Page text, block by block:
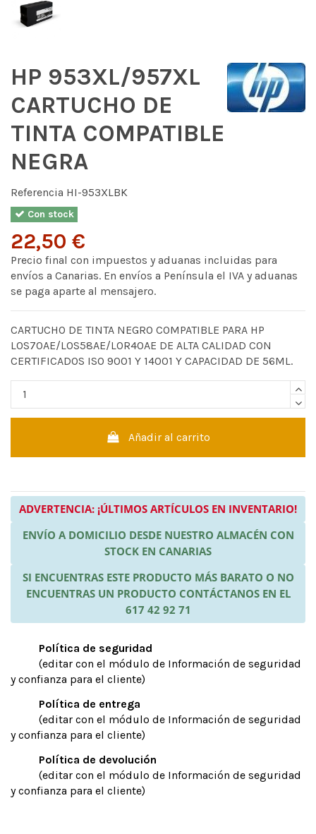
HP 953XL/957XL
CARTUCHO DE
TINTA COMPATIBLE
NEGRA
Referencia HI-953XLBK
Con stock
22,50 €
Precio final con impuestos y aduanas incluidas para
envíos a Canarias. En envíos a Península el IVA y aduanas
se paga aparte al mensajero.
CARTUCHO DE TINTA NEGRO COMPATIBLE PARA HP
L0S70AE/L0S58AE/L0R40AE DE ALTA CALIDAD CON
CERTIFICADOS ISO 9001 Y 14001 Y CAPACIDAD DE 56ML.
Añadir al carrito
ADVERTENCIA: ¡ÚLTIMOS ARTÍCULOS EN INVENTARIO!
ENVÍO A DOMICILIO DESDE NUESTRO ALMACÉN CON
STOCK EN CANARIAS
SI ENCUENTRAS ESTE PRODUCTO MÁS BARATO O NO
ENCUENTRAS UN PRODUCTO CONTÁCTANOS EN EL
617 42 92 71
Política de seguridad
(editar con el módulo de Información de seguridad
y confianza para el cliente)
Política de entrega
(editar con el módulo de Información de seguridad
y confianza para el cliente)
Política de devolución
(editar con el módulo de Información de seguridad
y confianza para el cliente)